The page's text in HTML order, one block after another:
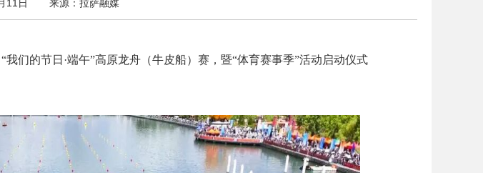
11日 来源：拉萨融媒
“我们的节日·端午”高原龙舟（牛皮船）赛 ，暨“体育赛事季”活动启动仪式